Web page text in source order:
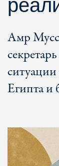
Амр
Египта и